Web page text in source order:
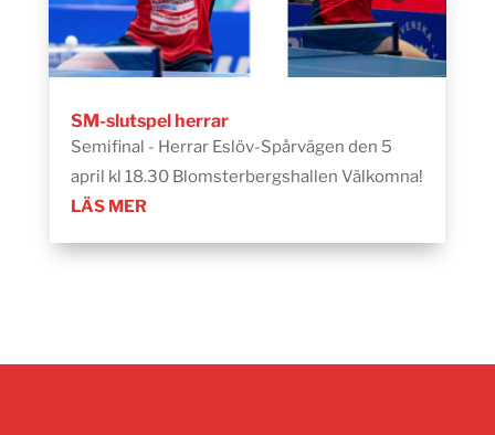
SM-slutspel herrar
Semifinal - Herrar Eslöv-Spårvägen den 5
april kl 18.30 Blomsterbergshallen Välkomna!
LÄS MER